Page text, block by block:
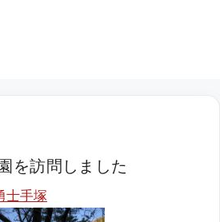
を訪問しました
士手塚